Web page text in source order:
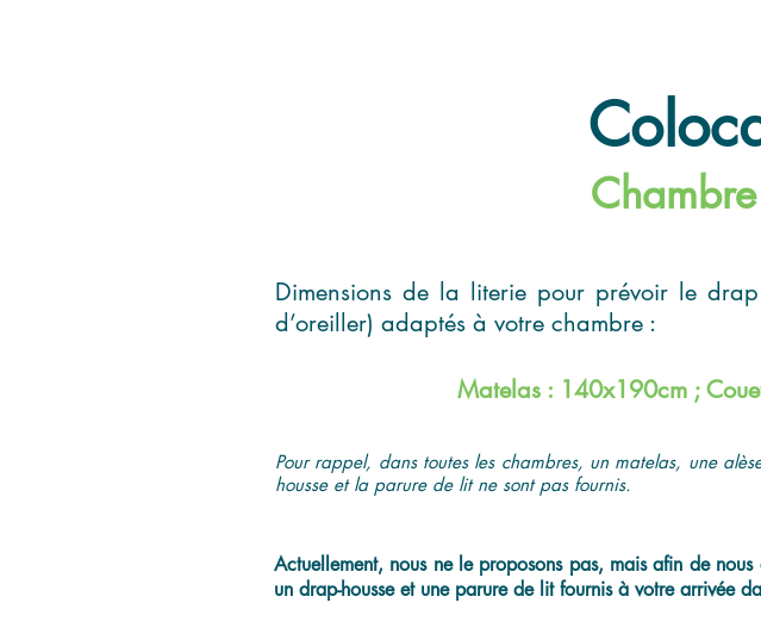
Dimensions de la literie pour prévoir le
d’oreiller) adaptés à votre chambre :
Matelas : 140x190cm ;
Pour rappel, dans toutes les chambres, un matelas, une
housse et la parure de lit ne sont pas fournis.
Actuellement, nous ne le proposons pas, mais afin de
un drap-housse et une parure de lit fournis à votre arrivée